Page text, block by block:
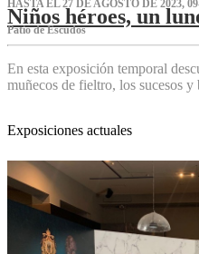
HASTA EL 27 DE AGOSTO DE 2023,
Niños héroes, un
Patio de Escudos
En esta exposición temporal
muñecos de fieltro, los sucesos
Exposiciones actuales